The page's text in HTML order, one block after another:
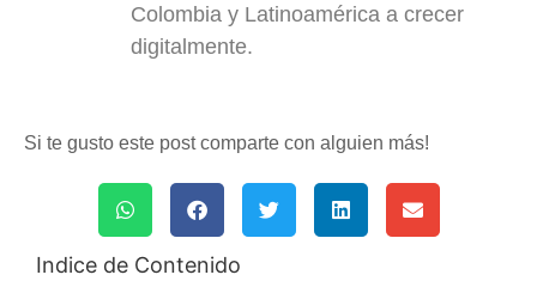
Colombia y Latinoamérica a crecer
digitalmente.
Si te gusto este post comparte con alguien más!
Indice de Contenido